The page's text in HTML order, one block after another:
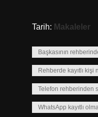
Tarih: Makaleler
Başkasının
Rehberde kayıtlı
Telefon rehberinden
WhatsApp kayıtlı